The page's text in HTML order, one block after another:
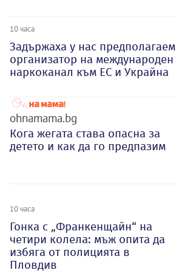
10 часа
Задържаха у нас предполагаем
организатор на международен
наркоканал към ЕС и Украйна
ohnamama.bg
Кога жегата става опасна за
детето и как да го предпазим
10 часа
Гонка с „Франкенщайн“ на
четири колела: мъж опита да
избяга от полицията в
Пловдив